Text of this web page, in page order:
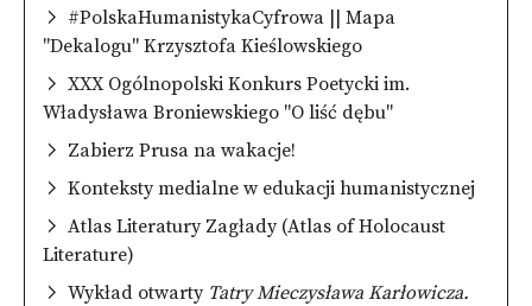
#PolskaHumanistykaCyfrowa || Mapa
"Dekalogu" Krzysztofa Kieślowskiego
XXX Ogólnopolski Konkurs Poetycki im.
Władysława Broniewskiego "O liść dębu"
Zabierz Prusa na wakacje!
Konteksty medialne w edukacji humanistycznej
Atlas Literatury Zagłady (Atlas of Holocaust
Literature)
Wykład otwarty Tatry Mieczysława Karłowicza.